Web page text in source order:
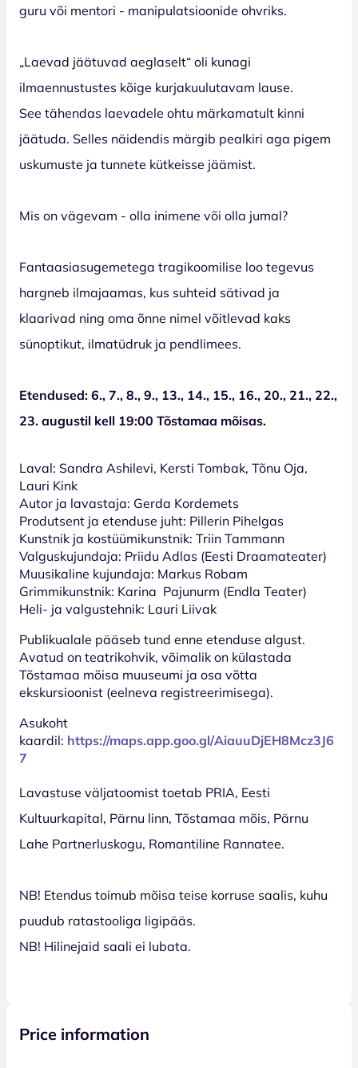
guru või mentori - manipulatsioonide ohvriks.
„Laevad jäätuvad aeglaselt“ oli kunagi
ilmaennustustes kõige kurjakuulutavam lause.
See tähendas laevadele ohtu märkamatult kinni
jäätuda. Selles näidendis märgib pealkiri aga pigem
uskumuste ja tunnete kütkeisse jäämist.
Mis on vägevam - olla inimene või olla jumal?
Fantaasiasugemetega tragikoomilise loo tegevus
hargneb ilmajaamas, kus suhteid sätivad ja
klaarivad ning oma õnne nimel võitlevad kaks
sünoptikut, ilmatüdruk ja pendlimees.
Etendused: 6., 7., 8., 9., 13., 14., 15., 16., 20., 21., 22.,
23. augustil kell 19:00 Tõstamaa mõisas.
Laval: Sandra Ashilevi, Kersti Tombak, Tõnu Oja,
Lauri Kink
Autor ja lavastaja: Gerda Kordemets
Produtsent ja etenduse juht: Pillerin Pihelgas
Kunstnik ja kostüümikunstnik: Triin Tammann
Valguskujundaja: Priidu Adlas (Eesti Draamateater)
Muusikaline kujundaja: Markus Robam
Grimmikunstnik: Karina Pajunurm (Endla Teater)
Heli- ja valgustehnik: Lauri Liivak
Publikualale pääseb tund enne etenduse algust.
Avatud on teatrikohvik, võimalik on külastada
Tõstamaa mõisa muuseumi ja osa võtta
ekskursioonist (eelneva registreerimisega).
Asukoht
kaardil: https://maps.app.goo.gl/AiauuDjEH8Mcz3J6
7
Lavastuse väljatoomist toetab PRIA, Eesti
Kultuurkapital, Pärnu linn, Tõstamaa mõis, Pärnu
Lahe Partnerluskogu, Romantiline Rannatee.
NB! Etendus toimub mõisa teise korruse saalis, kuhu
puudub ratastooliga ligipääs.
NB! Hilinejaid saali ei lubata.
Price information